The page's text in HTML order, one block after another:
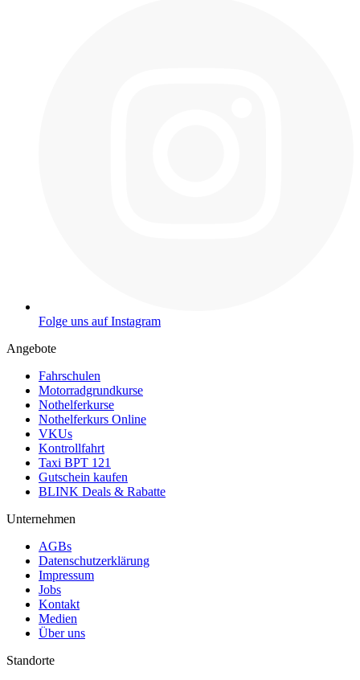
Folge uns auf Instagram
Angebote
Fahrschulen
Motorradgrundkurse
Nothelferkurse
Nothelferkurs Online
VKUs
Kontrollfahrt
Taxi BPT 121
Gutschein kaufen
BLINK Deals & Rabatte
Unternehmen
AGBs
Datenschutzerklärung
Impressum
Jobs
Kontakt
Medien
Über uns
Standorte